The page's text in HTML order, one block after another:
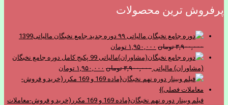
پرفروش ترین محصولات
دوره جدید جامع نخبگان مالیاتی1399
۳,۹۰۰,۰۰۰ تومان قیمت
اصلی
۳,۹۰۰,۰۰۰ تومان
بود.
۱,۹۵۰,۰۰۰ تومان
فعلی
۱,۹۵۰,۰۰۰ تومان
است.
پکیج کامل دوره جامع نخبگان
(مشاوران) مالیاتی ۳,۹۰۰,۰۰۰ تومان قیمت
اصلی
بود.
۱,۹۵۰,۰۰۰ تومان
فعلی
است.
فیلم وبینار دوره نهم نخبگان{ماده 169 و 169 مکرر(خرید و فروش-معاملات